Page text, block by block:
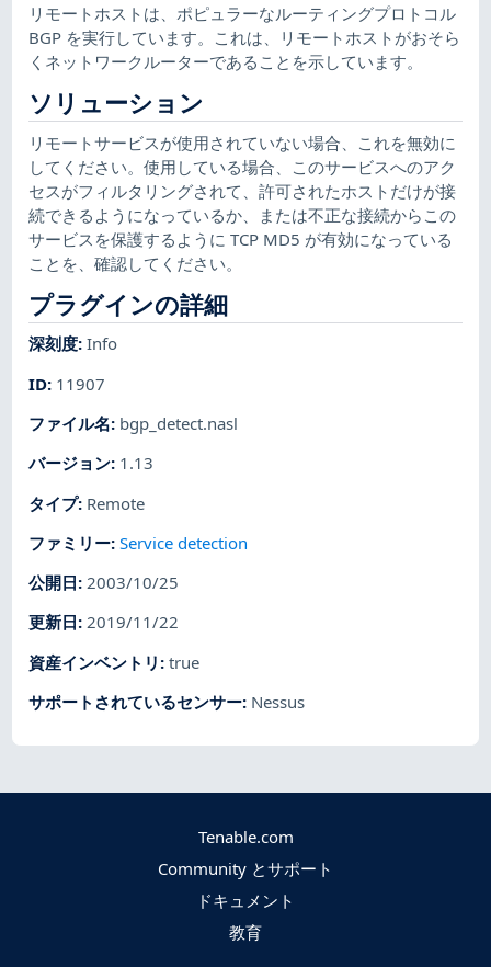
リモートホストは、ポピュラーなルーティングプロトコル
BGP を実行しています。これは、リモートホストがおそら
くネットワークルーターであることを示しています。
ソリューション
リモートサービスが使用されていない場合、これを無効に
してください。使用している場合、このサービスへのアク
セスがフィルタリングされて、許可されたホストだけが接
続できるようになっているか、または不正な接続からこの
サービスを保護するように TCP MD5 が有効になっている
ことを、確認してください。
プラグインの詳細
深刻度:Info
ID: 11907
ファイル名: bgp_detect.nasl
バージョン: 1.13
タイプ: Remote
ファミリー:Service detection
公開日:2003/10/25
更新日:2019/11/22
資産インベントリ :true
サポートされているセンサー: Nessus
Tenable.com
Community とサポート
ドキュメント
教育